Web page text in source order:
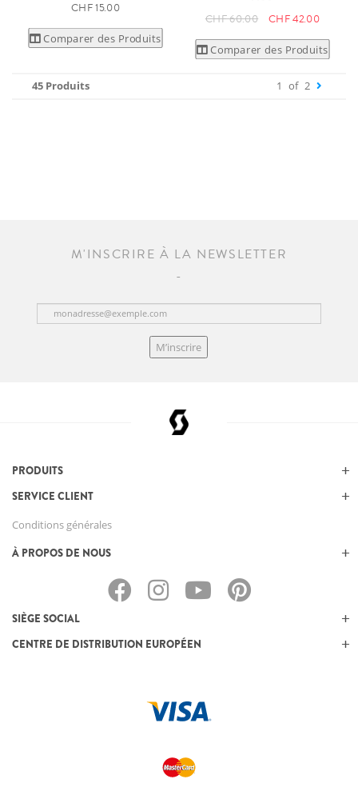
CHF 15.00
Comparer des Produits
CHF 60.00 CHF 42.00
Comparer des Produits
45 Produits 1 of 2
M'INSCRIRE À LA NEWSLETTER
M’inscrire
PRODUITS
SERVICE CLIENT
Conditions générales
À PROPOS DE NOUS
SIÈGE SOCIAL
CENTRE DE DISTRIBUTION EUROPÉEN